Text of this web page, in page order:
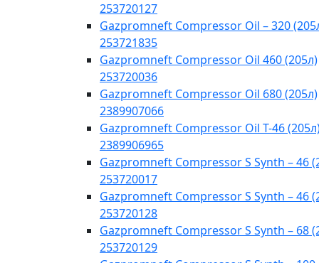
253720127
Gazpromneft Compressor Oil – 320
253721835
Gazpromneft Compressor Oil 460 (205л)
253720036
Gazpromneft Compressor Oil 680 (205л)
2389907066
Gazpromneft Compressor Oil T-46
2389906965
Gazpromneft Compressor S Synth – 46
253720017
Gazpromneft Compressor S Synth – 46
253720128
Gazpromneft Compressor S Synth – 68
253720129